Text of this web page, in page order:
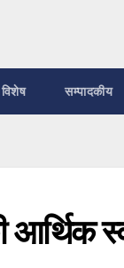
विशेष सम्पादकीय